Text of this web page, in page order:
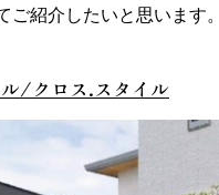
ご紹介したいと思います。
/クロス.スタイル